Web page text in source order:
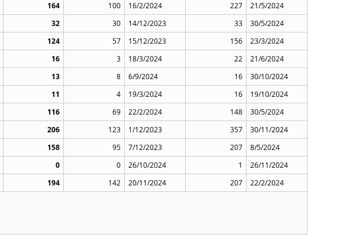
164 100 16/2/2024 227
21/5/2024
32 30 14/12/2023 33
30/5/2024
124 57 15/12/2023 156
23/3/2024
16 3 18/3/2024 22
21/6/2024
13 8 6/9/2024 16
30/10/2024
11 4 19/3/2024 16
19/10/2024
116 69 22/2/2024 148
30/5/2024
206 123 1/12/2023 357
30/11/2024
158 95 7/12/2023 207
8/5/2024
0 0 26/10/2024 1
26/11/2024
194 142 20/11/2024 207
22/2/2024